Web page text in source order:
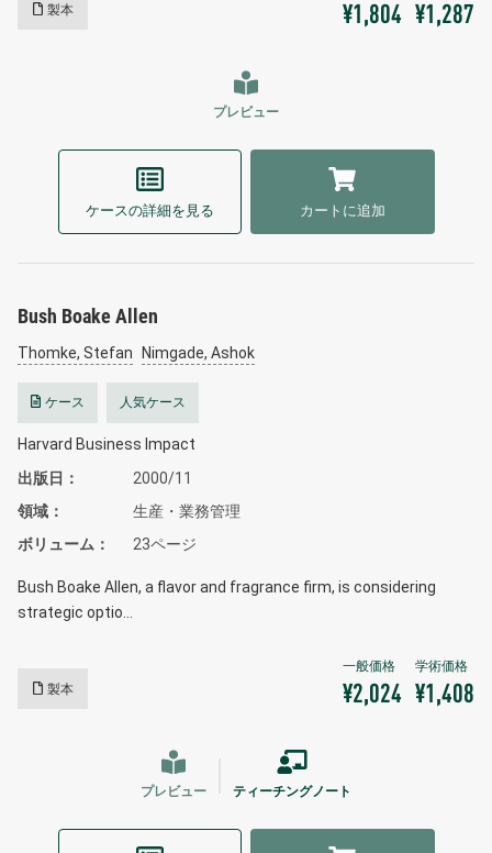
製本 ¥1,804 ¥1,287
プレビュー
ケースの詳細を見る カートに追加
Bush Boake Allen
Thomke, Stefan Nimgade, Ashok
ケース 人気ケース
Harvard Business Impact
出版日
2000/11
領域
生産・業務管理
ボリューム
23ページ
Bush Boake Allen, a flavor and fragrance firm, is considering
strategic optio…
製本 ¥2,024 ¥1,408
プレビュー ティーチングノート